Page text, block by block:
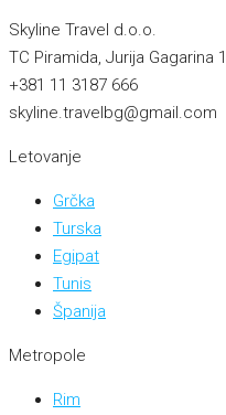
Skyline Travel d.o.o.
TC Piramida, Jurija Gagarina
+381 11 3187 666
skyline.travelbg@gmail.com
Letovanje
Grčka
Turska
Egipat
Tunis
Španija
Metropole
Rim